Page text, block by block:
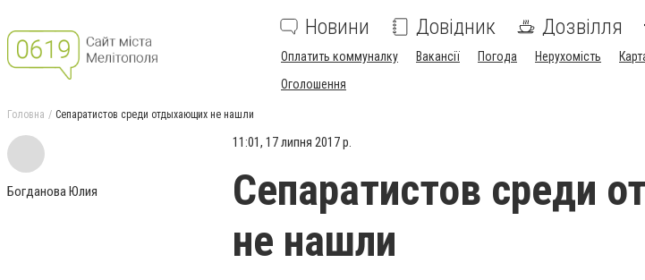
Новини Довідник Дозвілля
Оплатить коммуналку Вакансії Погода Нерухомість
Оголошення
Головна Сепаратистов среди отдыхающих не нашли
Богданова Юлия
11:01, 17 липня 2017 р.
Сепаратистов среди
не нашли